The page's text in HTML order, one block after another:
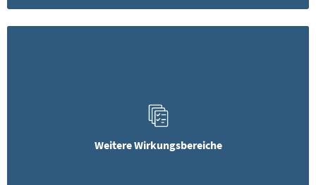
Weitere Wirkungsbereiche